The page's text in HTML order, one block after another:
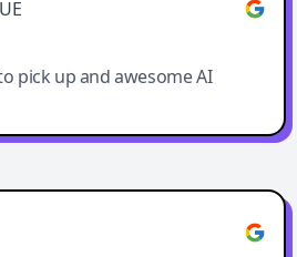
pick up and awesome AI